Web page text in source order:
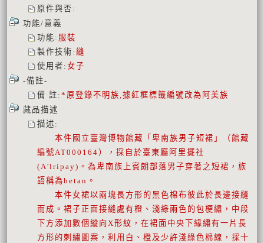
原件與否 :
功能/意義
功能 : 服裝
製作技術 : 縫
使用者 : 女子
-備註-
備 註 : *原登錄不明族,據紅框標籤編號改為阿美族
藏品描述
描述 :
本件國立臺灣博物館藏「卑南族男子短裙」（館藏
編號AT000164），採自於臺東廳阿里擺社
(A'lripay)。為卑南族上賓朗部落男子穿著之短裙，族
語稱為betan。
本件女裙以兩塊長方形的黑色棉布彼此於長邊接縫
而成。裙子正面接縫處有橙、淺綠兩色的包梗繡，中段
下方添加數個縱向X形紋，在裙面中央下緣繡有一片長
方形的刺繡圖案，利用白、橙及少許淺綠色棉線，採十